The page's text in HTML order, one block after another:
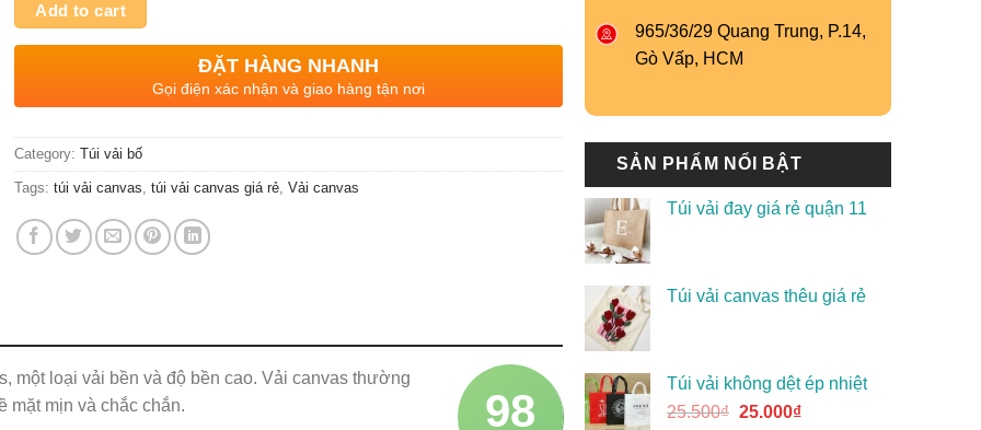
965/36/29 Quang Trung, P.14,
Gò Vấp, HCM
SẢN PHẨM NỔI BẬT
Túi vải đay giá rẻ quận 11
Túi vải canvas thêu giá rẻ
Túi vải không dệt ép nhiệt
25.500₫ 25.000₫
Add to cart
ĐẶT HÀNG NHANH
Gọi điện xác nhận và giao hàng tận nơi
Category:Túi vải bố
Tags:túi vải canvas,túi vải canvas giá rẻ,Vải canvas
98
một loại vải bền và độ bền cao. Vải canvas thường
mặt mịn và chắc chắn.